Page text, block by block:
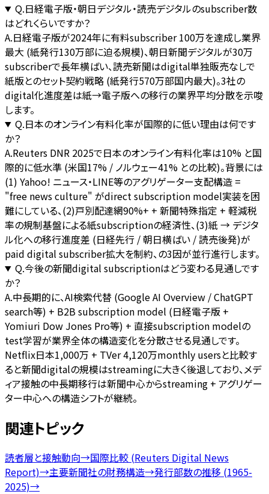
Q.日経電子版・朝日デジタル・読売デジタルのsubscriber数
はどれくらいですか？
A.日経電子版が2024年に有料subscriber 100万を達成し業界
最大 (紙発行130万部に迫る規模)、朝日新聞デジタルが30万
subscriberで長年横ばい、読売新聞はdigital単独販売なしで
紙版とのセット契約戦略 (紙発行570万部国内最大)。3社の
digital化進度差は紙→電子版への移行の業界平均分散を示唆
します。
Q.日本のオンライン有料化率が国際的に低い理由は何です
か？
A.Reuters DNR 2025で日本のオンライン有料化率は10% と国
際的に低水準 (米国17% / ノルウェー41% との比較)。背景には
(1) Yahoo! ニュース・LINE等のアグリゲーター支配構造 =
"free news culture" がdirect subscription model実装を困
難にしている、(2)戸別配達網90%+ + 新聞特殊指定 + 軽減税
率の規制基盤による紙subscriptionの経済性、(3)紙 → デジタ
ル化への移行進度差 (日経先行 / 朝日横ばい / 読売後発)が
paid digital subscriber拡大を制約、の3因が並行進行します。
Q.今後の新聞digital subscriptionはどう変わる見通しです
か？
A.中長期的に、AI検索代替 (Google AI Overview / ChatGPT
search等) + B2B subscription model (日経電子版 +
Yomiuri Dow Jones Pro等) + 直接subscription modelの
test学習が業界全体の構造変化を分散させる見通しです。
Netflix日本1,000万 + TVer 4,120万monthly usersと比較す
ると新聞digitalの規模はstreamingに大きく後退しており、メデ
ィア接触の中長期移行は新聞中心からstreaming + アグリゲー
ター中心への構造シフトが継続。
関連トピック
読者層と接触動向→国際比較 (Reuters Digital News
Report)→主要新聞社の財務構造→発行部数の推移 (1965-
2025)→